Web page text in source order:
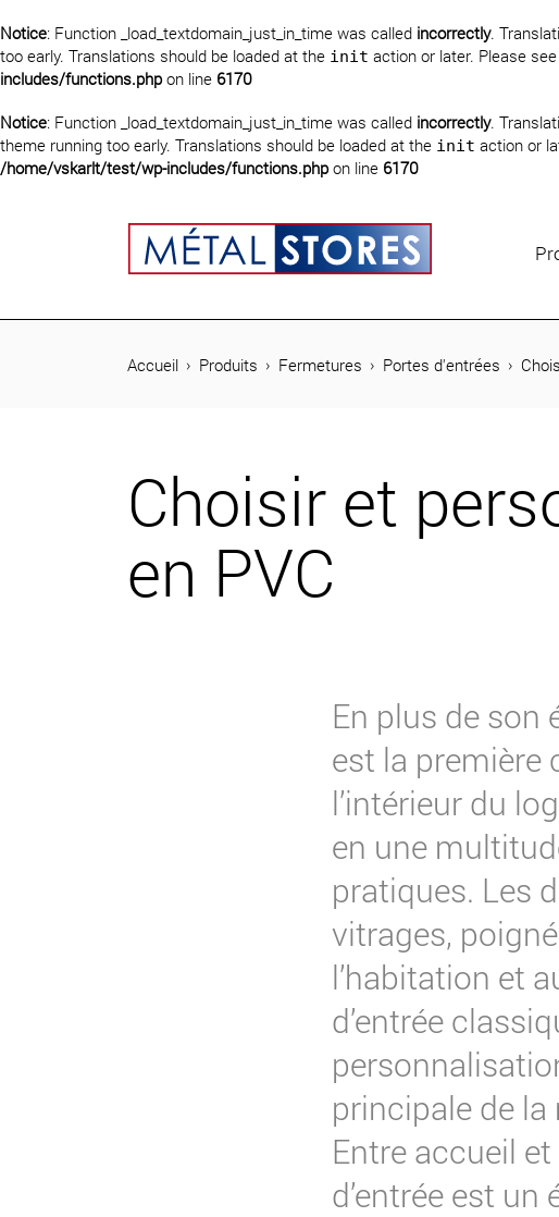
Notice: Function _load_textdomain_just_in_time was called incorrectly.
too early. Translations should be loaded at the init action or later. Please see
includes/functions.phpon line 6170
Notice: Function _load_textdomain_just_in_time was called incorrectly.
theme running too early. Translations should be loaded at the init action or
/home/vskarlt/test/wp-includes/functions.phpon line 6170
Accueil Produits Fermetures Portes d'entrées
Choisir et
en PVC
En plus de son
est la première
l’intérieur du
en une
pratiques. Les
vitrages,
l’habitation et
d’entrée
principale de la
Entre accueil
d’entrée est un